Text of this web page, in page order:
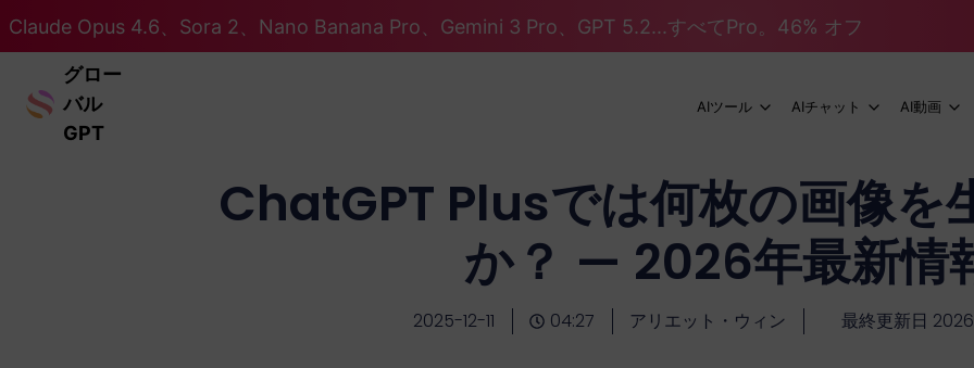
Claude Opus 4.6、Sora 2、Nano Banana Pro、Gemini 3 Pro、GPT 5.2...すべてPro。46% オフ
グロー
バル
GPT
AIツール AIチャット AI動画
ChatGPT Plusでは何枚の画像を
か？ — 2026年最新情
2025-12-11 04:27 アリエット・ウィン 最終更新日